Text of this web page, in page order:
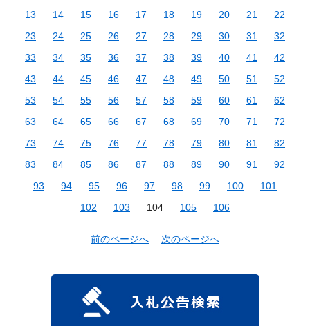
13
14 15 16 17 18 19 20 21
22
23
24 25 26 27 28 29 30 31
32
33
34 35 36 37 38 39 40 41
42
43
44 45 46 47 48 49 50 51
52
53
54 55 56 57 58 59 60 61
62
63
64 65 66 67 68 69 70 71
72
73
74 75 76 77 78 79 80 81
82
83
84 85 86 87 88 89 90 91
92
93
94 95 96 97 98 99 100
101
102
103 104 105 106
前のページへ 次のページへ